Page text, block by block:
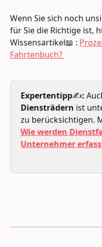
Wenn Sie sich noch
für Sie die Richtige ist,
Wissensartikel📖 :
Fahrtenbuch?
Expertentipp✍️:
Diensträdern ist
zu berücksichtigen.
Wie werden
Unternehmer